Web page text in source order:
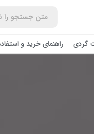
گردی راهنمای خرید و